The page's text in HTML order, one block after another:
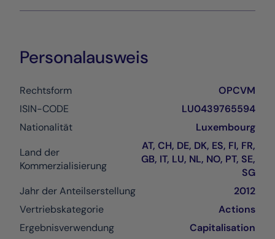
Personalausweis
Rechtsform
OPCVM
ISIN-CODE
LU0439765594
Nationalität
Luxembourg
Land der
Kommerzialisierung
AT, CH, DE, DK, ES, FI, FR,
GB, IT, LU, NL, NO, PT, SE,
SG
Jahr der Anteilserstellung
2012
Vertriebskategorie
Actions
Ergebnisverwendung
Capitalisation